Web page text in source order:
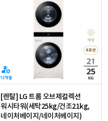
[렌탈] LG 트롬 오브제컬렉션
워시타워(세탁25kg/건조21kg,
네이처베이지/네이처베이지)